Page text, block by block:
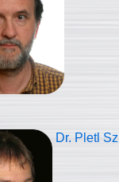
Dr. Pletl